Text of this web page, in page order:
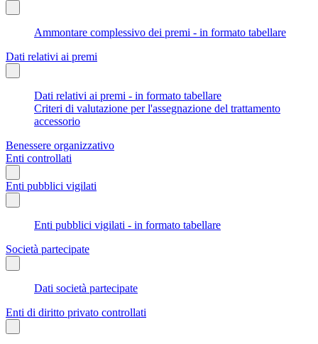
Ammontare complessivo dei premi - in formato tabellare
Dati relativi ai premi
Dati relativi ai premi - in formato tabellare
Criteri di valutazione per l'assegnazione del trattamento
accessorio
Benessere organizzativo
Enti controllati
Enti pubblici vigilati
Enti pubblici vigilati - in formato tabellare
Società partecipate
Dati società partecipate
Enti di diritto privato controllati